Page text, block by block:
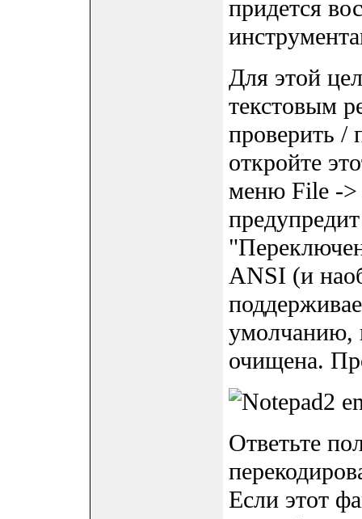
придется
Для этой
текстовым
проверить /
откройте
меню File ->
ANSI (и
умолчанию,
очищена.
Ответьте
Если этот